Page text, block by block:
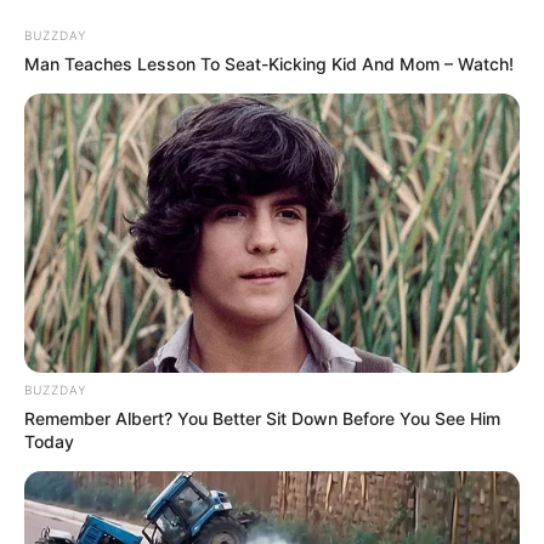
BUZZDAY
Man Teaches Lesson To Seat-Kicking Kid And Mom – Watch!
BUZZDAY
Remember Albert? You Better Sit Down Before You See Him
Today
| live
NEWS SPORTS MATRIMONY ENTERTAINMENT
Home News Kerala
ഭാരതീയ വിചാരകേന്ദ്രം
‘പൂര്‍ണം’: വിദ്യാര്‍ത്ഥികള്‍ക്ക്
ദ്വിദിന പഠന പരിപാടി
ജനം വെബ്‌ഡെസ്ക് May 2, 2026, 07:41 pm IST